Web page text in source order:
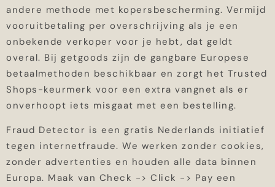
andere methode met kopersbescherming. Vermijd
vooruitbetaling per overschrijving als je een
onbekende verkoper voor je hebt, dat geldt
overal. Bij getgoods zijn de gangbare Europese
betaalmethoden beschikbaar en zorgt het Trusted
Shops-keurmerk voor een extra vangnet als er
onverhoopt iets misgaat met een bestelling.
Fraud Detector is een gratis Nederlands initiatief
tegen internetfraude. We werken zonder cookies,
zonder advertenties en houden alle data binnen
Europa. Maak van Check -> Click -> Pay een